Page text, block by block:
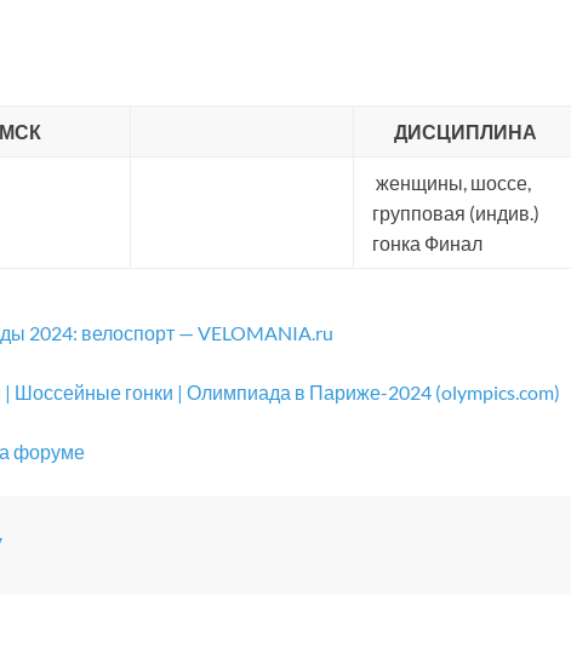
МСК ДИСЦИПЛИНА
женщины, шоссе,
групповая (индив.)
гонка Финал
2024: велоспорт — VELOMANIA.ru
| Шоссейные гонки | Олимпиада в Париже-2024 (olympics.com)
форуме